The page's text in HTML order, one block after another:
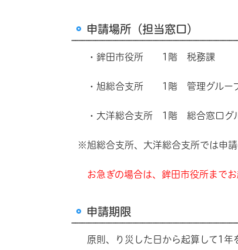
申請場所（担当窓口）
・鉾田市役所 1階 税務
・旭総合支所 1階 管理グ
・大洋総合支所 1階 総合窓口
※旭総合支所、大洋総合支所では申
お急ぎの場合は、鉾田市役所までお
申請期限
原則、り災した日から起算して1年